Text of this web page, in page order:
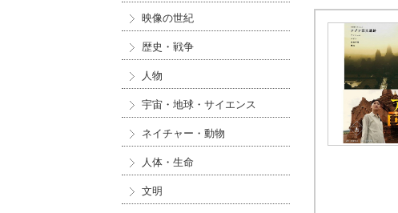
映像の世紀
歴史・戦争
人物
宇宙・地球・サイエンス
ネイチャー・動物
人体・生命
文明